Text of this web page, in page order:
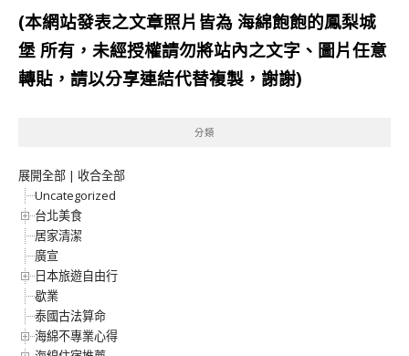
(本網站發表之文章照片皆為 海綿飽飽的鳳梨城
堡 所有，未經授權請勿將站內之文字、圖片任意
轉貼，請以分享連結代替複製，謝謝)
分類
展開全部 | 收合全部
Uncategorized
台北美食
居家清潔
廣宣
日本旅遊自由行
歇業
泰國古法算命
海綿不專業心得